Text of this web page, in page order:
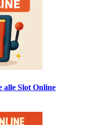
alle Slot Online